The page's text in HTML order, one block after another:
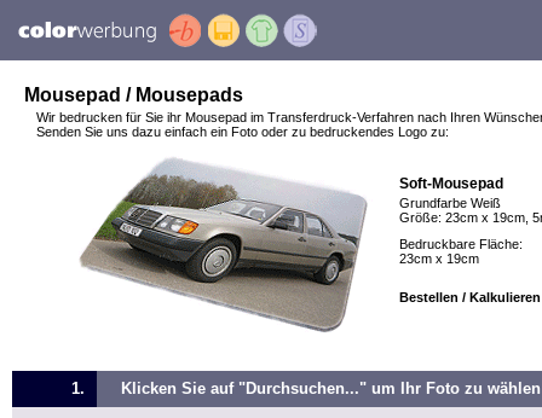
Mousepad / Mousepads
Wir bedrucken für Sie ihr Mousepad im Transferdruck-Verfahren nach Ihren
Senden Sie uns dazu einfach ein Foto oder zu bedruckendes Logo zu:
Soft-Mousepad
Grundfarbe Weiß
Größe: 23cm x 19cm,
Bedruckbare Fläche:
23cm x 19cm
Bestellen /
1. Klicken Sie auf "Durchsuchen..." um Ihr Foto zu wählen